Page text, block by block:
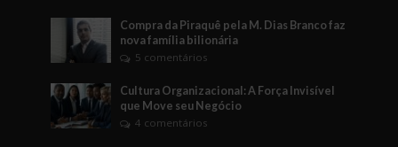
Compra da Piraquê pela M. Dias Branco faz
nova família bilionária
5 comentários
Cultura Organizacional: A Força Invisível
que Move seu Negócio
4 comentários